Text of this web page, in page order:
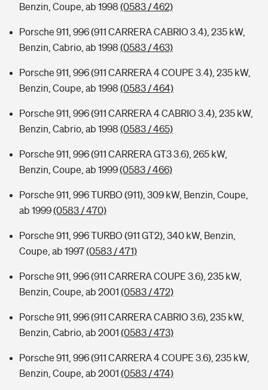
Benzin, Coupe, ab 1998 (0583 / 462)
Porsche 911, 996 (911 CARRERA CABRIO 3.4), 235 kW,
Benzin, Cabrio, ab 1998 (0583 / 463)
Porsche 911, 996 (911 CARRERA 4 COUPE 3.4), 235 kW,
Benzin, Coupe, ab 1998 (0583 / 464)
Porsche 911, 996 (911 CARRERA 4 CABRIO 3.4), 235 kW,
Benzin, Cabrio, ab 1998 (0583 / 465)
Porsche 911, 996 (911 CARRERA GT3 3.6), 265 kW,
Benzin, Coupe, ab 1999(0583 / 466)
Porsche 911, 996 TURBO (911), 309 kW, Benzin, Coupe,
ab 1999(0583 / 470)
Porsche 911, 996 TURBO (911 GT2), 340 kW, Benzin,
Coupe, ab 1997(0583 / 471)
Porsche 911, 996 (911 CARRERA COUPE 3.6), 235 kW,
Benzin, Coupe, ab 2001 (0583 / 472)
Porsche 911, 996 (911 CARRERA CABRIO 3.6), 235 kW,
Benzin, Cabrio, ab 2001 (0583 / 473)
Porsche 911, 996 (911 CARRERA 4 COUPE 3.6), 235 kW,
Benzin, Coupe, ab 2001 (0583 / 474)